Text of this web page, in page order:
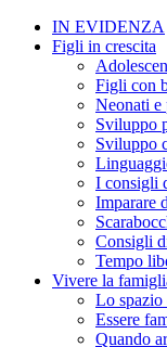
IN EVIDENZA
Figli in crescita
Figli con
Neonati e
Sviluppo
Sviluppo
I consigli
Imparare
Consigli
Tempo
Vivere la
Lo spazio
Essere
Quando